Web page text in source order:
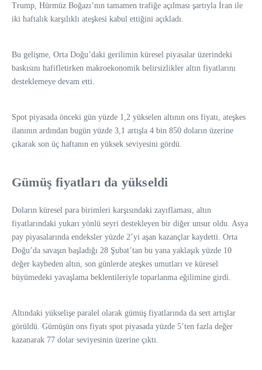
Trump, Hürmüz Boğazı’nın tamamen trafiğe açılması şartıyla İran ile
iki haftalık karşılıklı ateşkesi kabul ettiğini açıkladı.
Bu gelişme, Orta Doğu’daki gerilimin küresel piyasalar üzerindeki
baskısını hafifletirken makroekonomik belirsizlikler altın fiyatlarını
desteklemeye devam etti.
Spot piyasada önceki gün yüzde 1,2 yükselen altının ons fiyatı, ateşkes
ilanının ardından bugün yüzde 3,1 artışla 4 bin 850 doların üzerine
çıkarak son üç haftanın en yüksek seviyesini gördü.
Gümüş fiyatları da yükseldi
Doların küresel para birimleri karşısındaki zayıflaması, altın
fiyatlarındaki yukarı yönlü seyri destekleyen bir diğer unsur oldu. Asya
pay piyasalarında endeksler yüzde 2’yi aşan kazançlar kaydetti. Orta
Doğu’da savaşın başladığı 28 Şubat’tan bu yana yaklaşık yüzde 10
değer kaybeden altın, son günlerde ateşkes umutları ve küresel
büyümedeki yavaşlama beklentileriyle toparlanma eğilimine girdi.
Altındaki yükselişe paralel olarak gümüş fiyatlarında da sert artışlar
görüldü. Gümüşün ons fiyatı spot piyasada yüzde 5’ten fazla değer
kazanarak 77 dolar seviyesinin üzerine çıktı.